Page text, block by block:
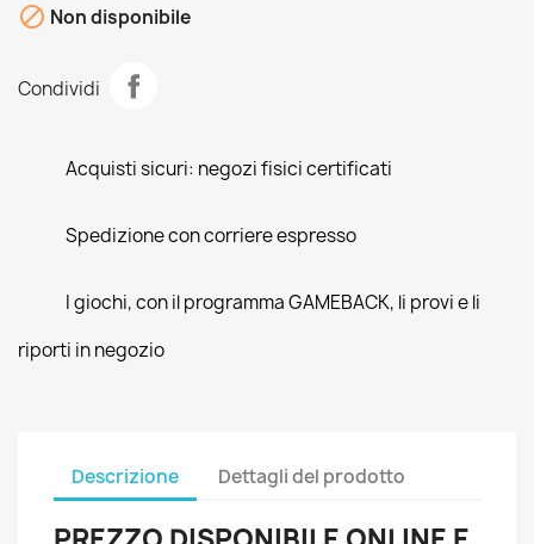
 Non disponibile
Condividi
Acquisti sicuri: negozi fisici certificati
Spedizione con corriere espresso
I giochi, con il programma GAMEBACK, li provi e li
riporti in negozio
Descrizione Dettagli del prodotto